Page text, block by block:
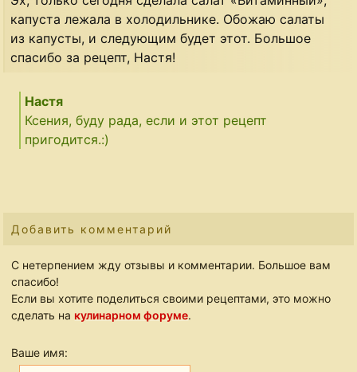
капуста лежала в холодильнике. Обожаю салаты
из капусты, и следующим будет этот. Большое
спасибо за рецепт, Настя!
Настя
Ксения, буду рада, если и этот рецепт
пригодится.:)
Добавить комментарий
С нетерпением жду отзывы и комментарии. Большое вам
спасибо!
Если вы хотите поделиться своими рецептами, это можно
сделать на кулинарном форуме.
Ваше имя: